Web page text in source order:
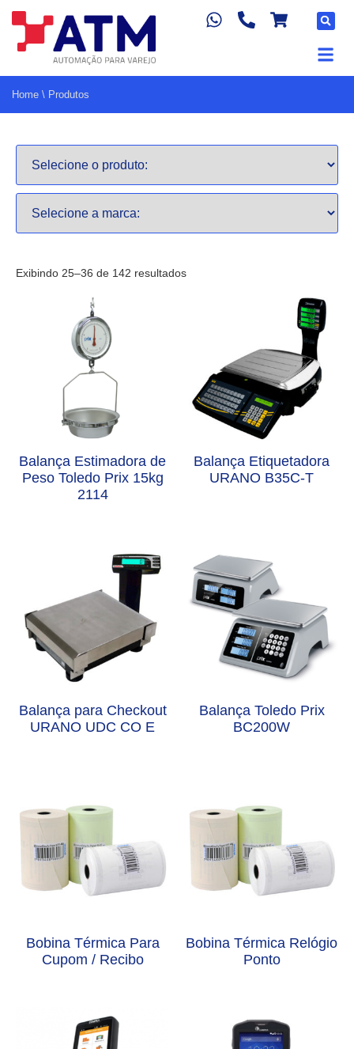
Home \ Produtos
Exibindo 25–36 de 142 resultados
Balança Estimadora de
Peso Toledo Prix 15kg
2114
Balança Etiquetadora
URANO B35C-T
Balança para Checkout
URANO UDC CO E
Balança Toledo Prix
BC200W
Bobina Térmica Para
Cupom / Recibo
Bobina Térmica Relógio
Ponto